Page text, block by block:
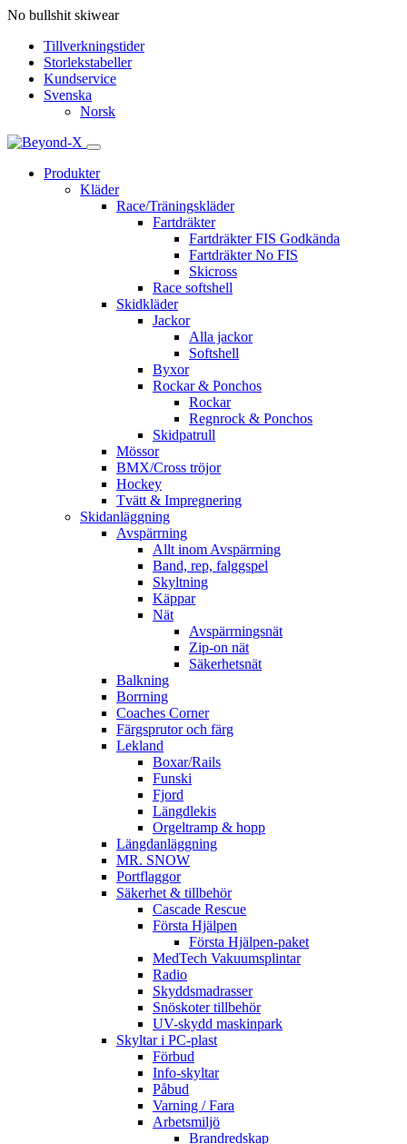
No bullshit skiwear
Tillverkningstider
Storlekstabeller
Kundservice
Svenska
Norsk
Produkter
Kläder
Race/Träningskläder
Fartdräkter
Fartdräkter FIS Godkända
Fartdräkter No FIS
Skicross
Race softshell
Skidkläder
Jackor
Alla jackor
Softshell
Byxor
Rockar & Ponchos
Rockar
Regnrock & Ponchos
Skidpatrull
Mössor
BMX/Cross tröjor
Hockey
Tvätt & Impregnering
Skidanläggning
Avspärrning
Allt inom Avspärrning
Band, rep, falggspel
Skyltning
Käppar
Nät
Avspärrningsnät
Zip-on nät
Säkerhetsnät
Balkning
Borrning
Coaches Corner
Färgsprutor och färg
Lekland
Boxar/Rails
Funski
Fjord
Längdlekis
Orgeltramp & hopp
Längdanläggning
MR. SNOW
Portflaggor
Säkerhet & tillbehör
Cascade Rescue
Första Hjälpen
Första Hjälpen-paket
MedTech Vakuumsplintar
Radio
Skyddsmadrasser
Snöskoter tillbehör
UV-skydd maskinpark
Skyltar i PC-plast
Förbud
Info-skyltar
Påbud
Varning / Fara
Arbetsmiljö
Brandredskap